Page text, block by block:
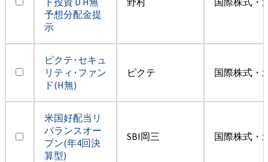
予想分配金提
示
ピクテ･セキュ
リティ･ファン
ド(H無)
ピクテ 国際株式・
米国好配当リ
バランスオー
プン(年4回決
算型)
SBI岡三 国際株式・